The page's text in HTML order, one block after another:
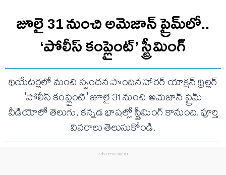
జూలై 31 నుంచి అమెజాన్ ప్రైమ్‌లో..
‘పోలీస్ కంప్లైంట్’ స్ట్రీమింగ్
థియేటర్లలో మంచి స్పందన పొందిన హారర్ యాక్షన్ థ్రిల్లర్
'పోలీస్ కంప్లైంట్' జూలై 31 నుంచి అమెజాన్ ప్రైమ్
వీడియోలో తెలుగు, కన్నడ భాషల్లో స్ట్రీమింగ్ కానుంది. పూర్తి
వివరాలు తెలుసుకోండి.